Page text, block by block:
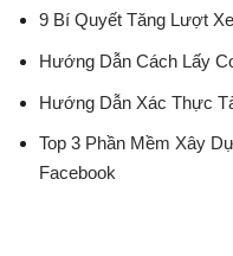
9 Bí Quyết Tăng Lượt
Hướng Dẫn Cách Lấy
Hướng Dẫn Xác Thực
Top 3 Phần Mềm Xây
Facebook